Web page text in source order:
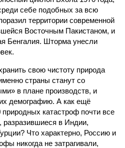
себе подобных за всю
территории современной
Восточным Пакистаном, и
Бенгалия. Шторма унесли
свою чистоту природа
страны станут со
в плане производств, и
демографию. А как ещё
природных катастроф почти все
разразившиеся в Индии,
Что характерно, Россию и
никогда не затрагивали,